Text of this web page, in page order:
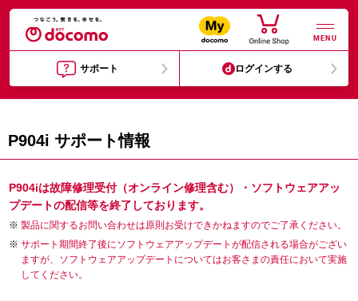
MENU
サポート ログインする
P904i サポート情報
P904iは故障修理受付（オンライン修理含む）・ソフトウェアアッ
プデートの配信等を終了しております。
製品に関するお問い合わせは原則お受けできかねますのでご了承ください。
サポート期間終了後にソフトウェアアップデートが配信される場合がござい
ますが、ソフトウェアアップデートについてはお客さまの責任において実施
してください。